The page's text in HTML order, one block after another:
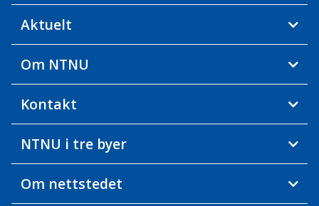
Aktuelt
Om NTNU
Kontakt
NTNU i tre byer
Om nettstedet